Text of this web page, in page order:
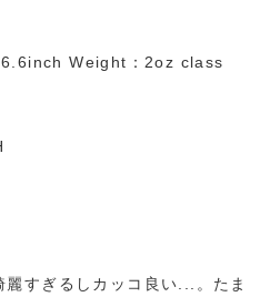
Weight：2oz class
すぎるしカッコ良い...。たま